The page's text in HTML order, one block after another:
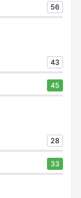
56
43
45
28
33